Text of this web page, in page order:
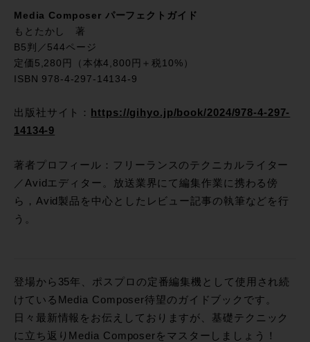
Media Composer パーフェクトガイド
もとたかし 著
B5判／544ページ
定価5,280円（本体4,800円＋税10%）
ISBN 978-4-297-14134-9
出版社サイト：
https://gihyo.jp/book/2024/978-4-297-
14134-9
著者プロフィール：フリーランスのテクニカルライター
／Avidエディター。放送業界にて編集作業に携わる傍
ら，Avid製品を中心としたレビュー記事の執筆などを行
う。
登場から35年、ポスプロの定番編集機として使用され続
けているMedia Composer待望のガイドブックです。
日々最新情報をお伝えしておりますが、基礎テクニック
に立ち返りMedia Composerをマスターしましょう！